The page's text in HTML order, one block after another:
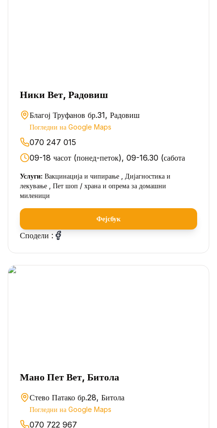
Ники Вет, Радовиш
Благој Труфанов бр.31, Радовиш
Погледни на Google Maps
070 247 015
09-18 часот (понед-петок), 09-16.30 (сабота
Услуги: Вакцинација и чипирање , Дијагностика и
лекување , Пет шоп / храна и опрема за домашни
миленици
Фејсбук
Сподели :
Мано Пет Вет, Битола
Стево Патако бр.28, Битола
Погледни на Google Maps
070 722 967